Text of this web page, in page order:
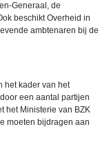
Generaal, de
beschikt Overheid in
ambtenaren bij de
het kader van het
een aantal partijen
het Ministerie van BZK
moeten bijdragen aan